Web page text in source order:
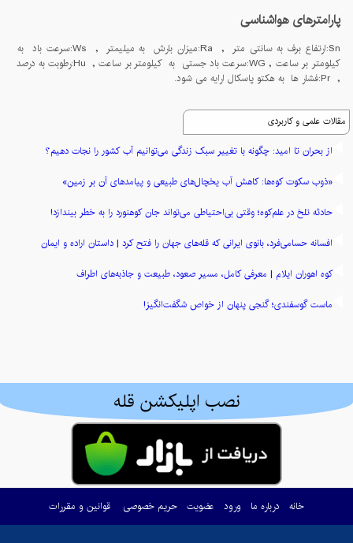
پارامترهای هواشناسی
Sn:ارتفاع برف به سانتی متر , Ra:میزان بارش به میلیمتر , Ws:سرعت باد به
کیلومتر بر ساعت , WG:سرعت باد جستی به کیلومتر بر ساعت , Hu:رطوبت به درصد
, Pr:فشار ها به هکتو پاسکال ارایه می شود.
مقالات علمی و کاربردی
از بحران تا امید: چگونه با تغییر سبک زندگی می‌توانیم آب کشور را نجات دهیم؟
«ذوب سکوت کوه‌ها: کاهش آب یخچال‌های طبیعی و پیامدهای آن بر زمین»
حادثه تلخ در علم‌کوه؛ وقتی بی‌احتیاطی می‌تواند جان کوهنورد را به خطر بیندازد!
افسانه حسامی‌فرد، بانوی ایرانی که قله‌های جهان را فتح کرد | داستان اراده و ایمان
کوه اهوران ایلام | معرفی کامل، مسیر صعود، طبیعت و جاذبه‌های اطراف
ماست گوسفندی؛ گنجی پنهان از خواص شگفت‌انگیز!
نصب اپلیکشن قله
خانه درباره ما ورود عضویت حریم خصوصی قوانین و مقررات